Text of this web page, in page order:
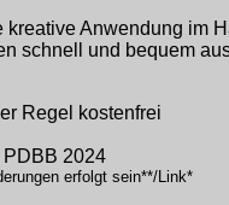
kreative Anwendung im
schnell und bequem
Regel kostenfrei
PDBB 2024
erfolgt sein**/Link*